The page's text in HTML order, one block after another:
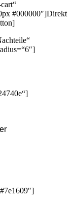
#000000″]Direkt